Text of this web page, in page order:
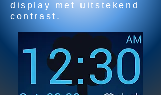
display met uitstekend
contrast.